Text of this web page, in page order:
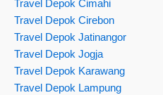
Travel Depok Cimahi
Travel Depok Cirebon
Travel Depok Jatinangor
Travel Depok Jogja
Travel Depok Karawang
Travel Depok Lampung